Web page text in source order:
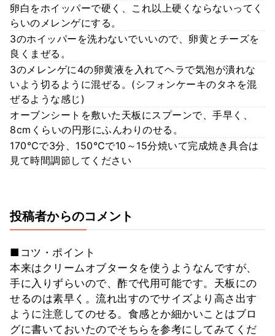
卵白をホイッパーで硬く、これ以上硬くならないってく
らいのメレンゲにする。
3のホイッパーを洗わないでいいので、卵黄とチーズを
良くまぜる。
3のメレンゲに4の卵黄液を入れてヘラで気泡が潰れな
いよう切るように混ぜる。(シフォンケーキのタネを混
ぜるような感じ)
オーブンシートを敷いた天板にスプーンで、手早く、
8cmくらいの円形にふんわりのせる。
170℃で3分、150℃で10～15分焼いて完成焼き具合は
見て時間調節してください
投稿者からのコメント
■コツ・ポイント
本来はクリームオブタータを使うようなんですが、
手に入りずらいので、酢で代用可能です。天板にの
せるのは素早く。流れ出すのでサイズより高さ出す
ように注意してのせる。食感とか細かいことはブロ
グに書いておいたのでそちらを参考にしてみてくだ